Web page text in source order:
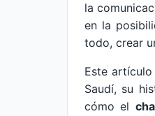
la
en la
todo, crear
Este
Saudí, su
cómo el